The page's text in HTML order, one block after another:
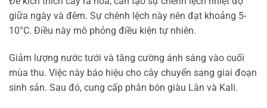
giữa ngày và đêm. Sự chênh lệch này nên đạt khoảng 5-
10°C. Điều này mô phỏng điều kiện tự nhiên.
Giảm lượng nước tưới và tăng cường ánh sáng vào cuối
mùa thu. Việc này báo hiệu cho cây chuyển sang giai đoạn
sinh sản. Sau đó, cung cấp phân bón giàu Lân và Kali.